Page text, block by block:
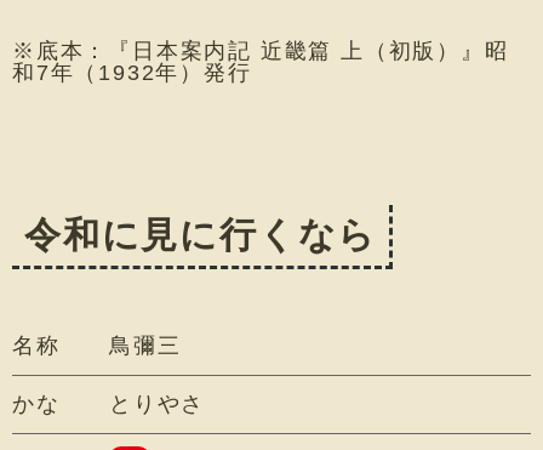
※底本：『日本案内記 近畿篇 上（初版）』昭
和7年（1932年）発行
令和に見に行くなら
名称 鳥彌三
かな とりやさ